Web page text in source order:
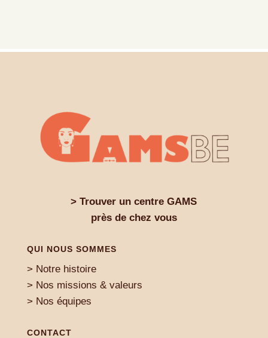
> Trouver un centre GAMS
près de chez vous
QUI NOUS SOMMES
> Notre histoire
> Nos missions & valeurs
> Nos équipes
CONTACT